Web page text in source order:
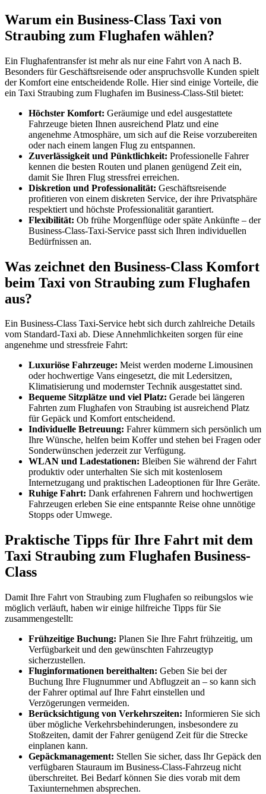
Warum ein Business-Class Taxi von
Straubing zum Flughafen wählen?
Ein Flughafentransfer ist mehr als nur eine Fahrt von A nach B.
Besonders für Geschäftsreisende oder anspruchsvolle Kunden spielt
der Komfort eine entscheidende Rolle. Hier sind einige Vorteile, die
ein Taxi Straubing zum Flughafen im Business-Class-Stil bietet:
Höchster Komfort: Geräumige und edel ausgestattete
Fahrzeuge bieten Ihnen ausreichend Platz und eine
angenehme Atmosphäre, um sich auf die Reise vorzubereiten
oder nach einem langen Flug zu entspannen.
Zuverlässigkeit und Pünktlichkeit: Professionelle Fahrer
kennen die besten Routen und planen genügend Zeit ein,
damit Sie Ihren Flug stressfrei erreichen.
Diskretion und Professionalität: Geschäftsreisende
profitieren von einem diskreten Service, der ihre Privatsphäre
respektiert und höchste Professionalität garantiert.
Flexibilität: Ob frühe Morgenflüge oder späte Ankünfte – der
Business-Class-Taxi-Service passt sich Ihren individuellen
Bedürfnissen an.
Was zeichnet den Business-Class Komfort
beim Taxi von Straubing zum Flughafen
aus?
Ein Business-Class Taxi-Service hebt sich durch zahlreiche Details
vom Standard-Taxi ab. Diese Annehmlichkeiten sorgen für eine
angenehme und stressfreie Fahrt:
Luxuriöse Fahrzeuge: Meist werden moderne Limousinen
oder hochwertige Vans eingesetzt, die mit Ledersitzen,
Klimatisierung und modernster Technik ausgestattet sind.
Bequeme Sitzplätze und viel Platz: Gerade bei längeren
Fahrten zum Flughafen von Straubing ist ausreichend Platz
für Gepäck und Komfort entscheidend.
Individuelle Betreuung: Fahrer kümmern sich persönlich um
Ihre Wünsche, helfen beim Koffer und stehen bei Fragen oder
Sonderwünschen jederzeit zur Verfügung.
WLAN und Ladestationen: Bleiben Sie während der Fahrt
produktiv oder unterhalten Sie sich mit kostenlosem
Internetzugang und praktischen Ladeoptionen für Ihre Geräte.
Ruhige Fahrt: Dank erfahrenen Fahrern und hochwertigen
Fahrzeugen erleben Sie eine entspannte Reise ohne unnötige
Stopps oder Umwege.
Praktische Tipps für Ihre Fahrt mit dem
Taxi Straubing zum Flughafen Business-
Class
Damit Ihre Fahrt von Straubing zum Flughafen so reibungslos wie
möglich verläuft, haben wir einige hilfreiche Tipps für Sie
zusammengestellt:
Frühzeitige Buchung: Planen Sie Ihre Fahrt frühzeitig, um
Verfügbarkeit und den gewünschten Fahrzeugtyp
sicherzustellen.
Fluginformationen bereithalten: Geben Sie bei der
Buchung Ihre Flugnummer und Abflugzeit an – so kann sich
der Fahrer optimal auf Ihre Fahrt einstellen und
Verzögerungen vermeiden.
Berücksichtigung von Verkehrszeiten: Informieren Sie sich
über mögliche Verkehrsbehinderungen, insbesondere zu
Stoßzeiten, damit der Fahrer genügend Zeit für die Strecke
einplanen kann.
Gepäckmanagement: Stellen Sie sicher, dass Ihr Gepäck den
verfügbaren Stauraum im Business-Class-Fahrzeug nicht
überschreitet. Bei Bedarf können Sie dies vorab mit dem
Taxiunternehmen absprechen.